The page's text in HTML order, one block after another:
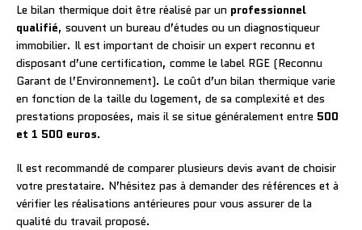
Le bilan thermique doit être réalisé par un professionnel
qualifié, souvent un bureau d’études ou un diagnostiqueur
immobilier. Il est important de choisir un expert reconnu et
disposant d’une certification, comme le label RGE (Reconnu
Garant de l’Environnement). Le coût d’un bilan thermique varie
en fonction de la taille du logement, de sa complexité et des
prestations proposées, mais il se situe généralement entre 500
et 1 500 euros.
Il est recommandé de comparer plusieurs devis avant de choisir
votre prestataire. N’hésitez pas à demander des références et à
vérifier les réalisations antérieures pour vous assurer de la
qualité du travail proposé.